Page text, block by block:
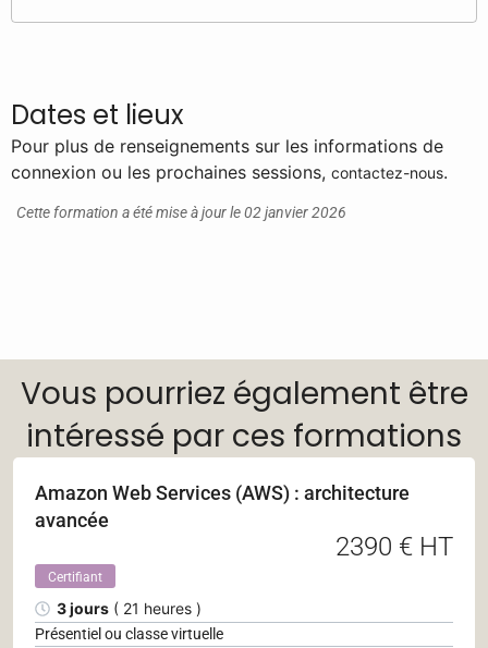
Dates et lieux
Pour plus de renseignements sur les informations de
connexion ou les prochaines sessions, contactez-nous.
Cette formation a été mise à jour le 02 janvier 2026
Vous pourriez également être
intéressé par ces formations
Amazon Web Services (AWS) : architecture
avancée
2390 € HT
Certifiant
3 jours ( 21 heures )
Présentiel ou classe virtuelle